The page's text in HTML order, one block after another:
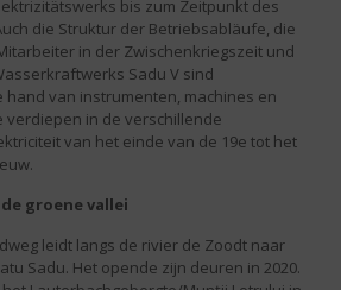
bis zum Zeitpunkt des
die Struktur der Betriebsabläufe, die
in der Zwischenkriegszeit und
Sadu V sind
hand van instrumenten, machines en
verdiepen in de verschillende
van het einde van de 19e tot het
groene vallei
leidt langs de rivier de Zoodt naar
Sadu. Het opende zijn deuren in 2020.